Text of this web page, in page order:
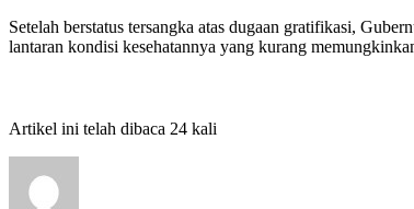
Setelah berstatus tersangka atas dugaan gratifikasi,
lantaran kondisi kesehatannya yang kurang
Artikel ini telah dibaca 24 kali